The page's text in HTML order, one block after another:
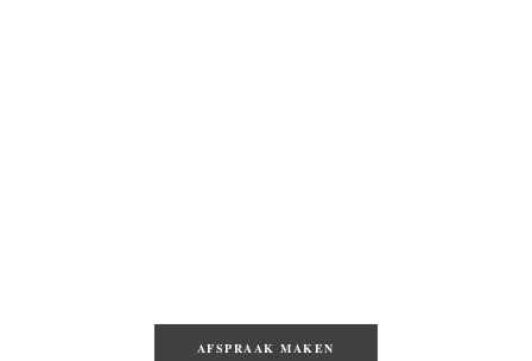
AFSPRAAK MAKEN